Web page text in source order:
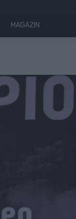
MAGAZIN